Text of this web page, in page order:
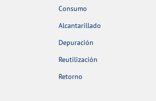
Consumo
Alcantarillado
Depuración
Reutilización
Retorno